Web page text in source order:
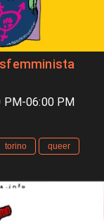
PM-06:00 PM
torino
queer